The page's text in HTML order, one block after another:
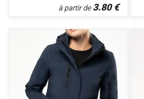
à partir de 3.80€